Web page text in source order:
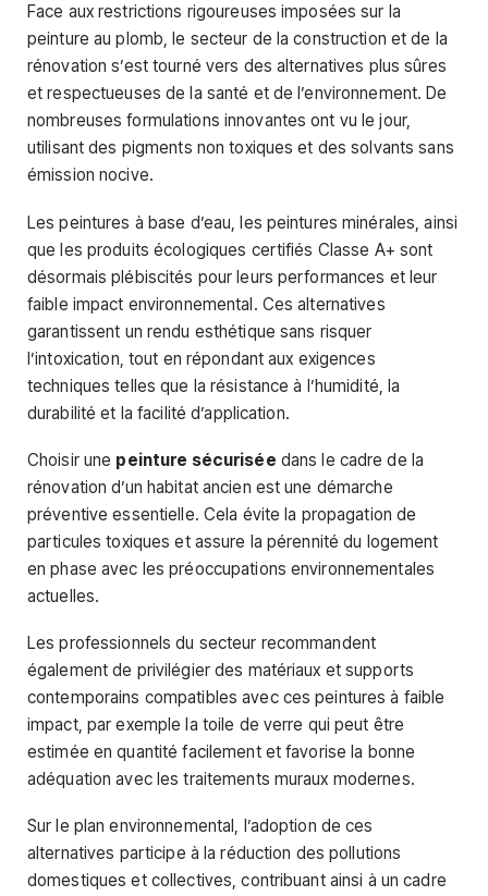
Face aux restrictions rigoureuses imposées sur la
peinture au plomb, le secteur de la construction et de la
rénovation s’est tourné vers des alternatives plus sûres
et respectueuses de la santé et de l’environnement. De
nombreuses formulations innovantes ont vu le jour,
utilisant des pigments non toxiques et des solvants sans
émission nocive.
Les peintures à base d’eau, les peintures minérales, ainsi
que les produits écologiques certifiés Classe A+ sont
désormais plébiscités pour leurs performances et leur
faible impact environnemental. Ces alternatives
garantissent un rendu esthétique sans risquer
l’intoxication, tout en répondant aux exigences
techniques telles que la résistance à l’humidité, la
durabilité et la facilité d’application.
Choisir une peinture sécurisée dans le cadre de la
rénovation d’un habitat ancien est une démarche
préventive essentielle. Cela évite la propagation de
particules toxiques et assure la pérennité du logement
en phase avec les préoccupations environnementales
actuelles.
Les professionnels du secteur recommandent
également de privilégier des matériaux et supports
contemporains compatibles avec ces peintures à faible
impact, par exemple la toile de verre qui peut être
estimée en quantité facilement et favorise la bonne
adéquation avec les traitements muraux modernes.
Sur le plan environnemental, l’adoption de ces
alternatives participe à la réduction des pollutions
domestiques et collectives, contribuant ainsi à un cadre